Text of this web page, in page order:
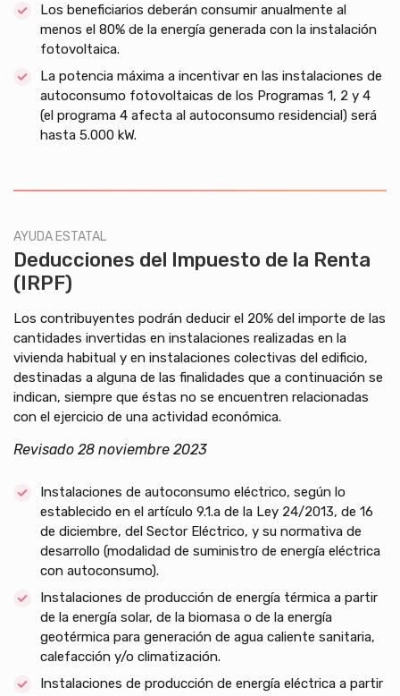
Los beneficiarios deberán consumir anualmente al
menos el 80% de la energía generada con la instalación
fotovoltaica.
La potencia máxima a incentivar en las instalaciones de
autoconsumo fotovoltaicas de los Programas 1, 2 y 4
(el programa 4 afecta al autoconsumo residencial) será
hasta 5.000 kW.
AYUDA ESTATAL
Deducciones del Impuesto de la Renta
(IRPF)
Los contribuyentes podrán deducir el 20% del importe de las
cantidades invertidas en instalaciones realizadas en la
vivienda habitual y en instalaciones colectivas del edificio,
destinadas a alguna de las finalidades que a continuación se
indican, siempre que éstas no se encuentren relacionadas
con el ejercicio de una actividad económica.
Revisado 28 noviembre 2023
Instalaciones de autoconsumo eléctrico, según lo
establecido en el artículo 9.1.a de la Ley 24/2013, de 16
de diciembre, del Sector Eléctrico, y su normativa de
desarrollo (modalidad de suministro de energía eléctrica
con autoconsumo).
Instalaciones de producción de energía térmica a partir
de la energía solar, de la biomasa o de la energía
geotérmica para generación de agua caliente sanitaria,
calefacción y/o climatización.
Instalaciones de producción de energía eléctrica a partir